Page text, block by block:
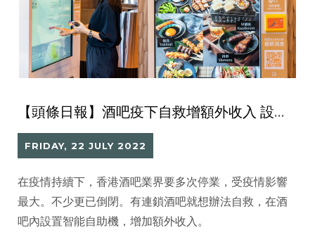
【頭條日報】酒吧疫下自救增額外收入 設智能自助機賣小食小用品
FRIDAY, 22 JULY 2022
在疫情持續下，香港酒吧業界要多次停業，受疫情影響
最大。不少更已倒閉。有連鎖酒吧就想辦法自救，在酒
吧內設置智能自助機，增加額外收入。